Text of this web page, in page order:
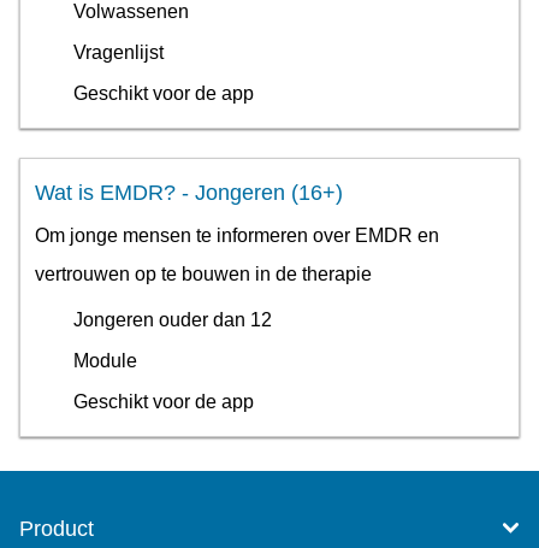
Volwassenen
Vragenlijst
Geschikt voor de app
Wat is EMDR? - Jongeren (16+)
Om jonge mensen te informeren over EMDR en
vertrouwen op te bouwen in de therapie
Jongeren ouder dan 12
Module
Geschikt voor de app
Product